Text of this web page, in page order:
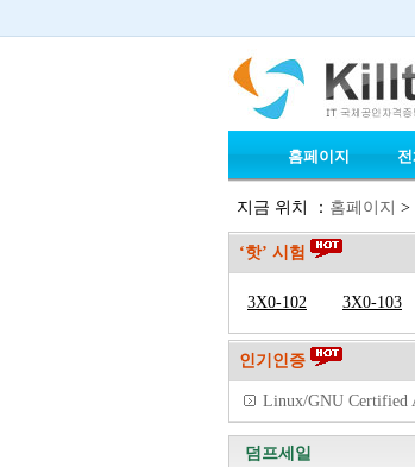
홈페이지
지금 위치 ： 홈페이지 >
‘핫’ 시험
3X0-102 3X0-103
인기인증
Linux/GNU Certified
덤프세일